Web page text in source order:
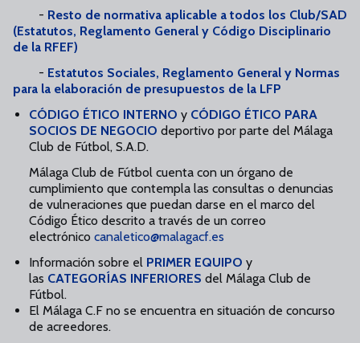
- Resto de normativa aplicable a todos los Club/SAD
(Estatutos, Reglamento General y Código Disciplinario
de la RFEF)
- Estatutos Sociales, Reglamento General y Normas
para la elaboración de presupuestos de la LFP
CÓDIGO ÉTICO INTERNO y CÓDIGO ÉTICO PARA
SOCIOS DE NEGOCIO deportivo por parte del Málaga
Club de Fútbol, S.A.D.
Málaga Club de Fútbol cuenta con un órgano de
cumplimiento que contempla las consultas o denuncias
de vulneraciones que puedan darse en el marco del
Código Ético descrito a través de un correo
electrónico canaletico@malagacf.es
Información sobre el PRIMER EQUIPO y
las CATEGORÍAS INFERIORES del Málaga Club de
Fútbol.
El Málaga C.F no se encuentra en situación de concurso
de acreedores.